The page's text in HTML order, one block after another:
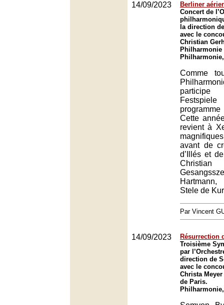
14/09/2023
Berliner
Concert de
la direction
avec le
Christian
Comme
participe
Cette
revient à
avant de
d’Illés et
Christian
Stele de
Par Vincent
14/09/2023
Résurrection
Troisième
par
direction de
avec le
Christa
de Paris.